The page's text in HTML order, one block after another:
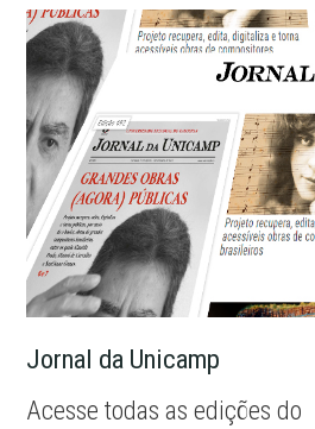
Jornal da Unicamp
Acesse todas as edições do